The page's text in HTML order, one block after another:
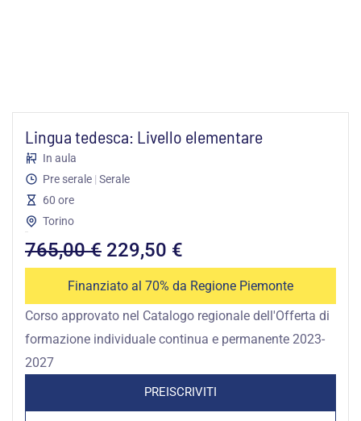
Lingua tedesca: Livello elementare
In aula
Pre serale | Serale
60 ore
Torino
765,00€ Il
prezzo
originale
765,00 €.
229,50 €
prezzo
attuale
229,50 €.
Finanziato al 70% da Regione Piemonte
Corso approvato nel Catalogo regionale dell'Offerta di
formazione individuale continua e permanente 2023-
2027
PREISCRIVITI